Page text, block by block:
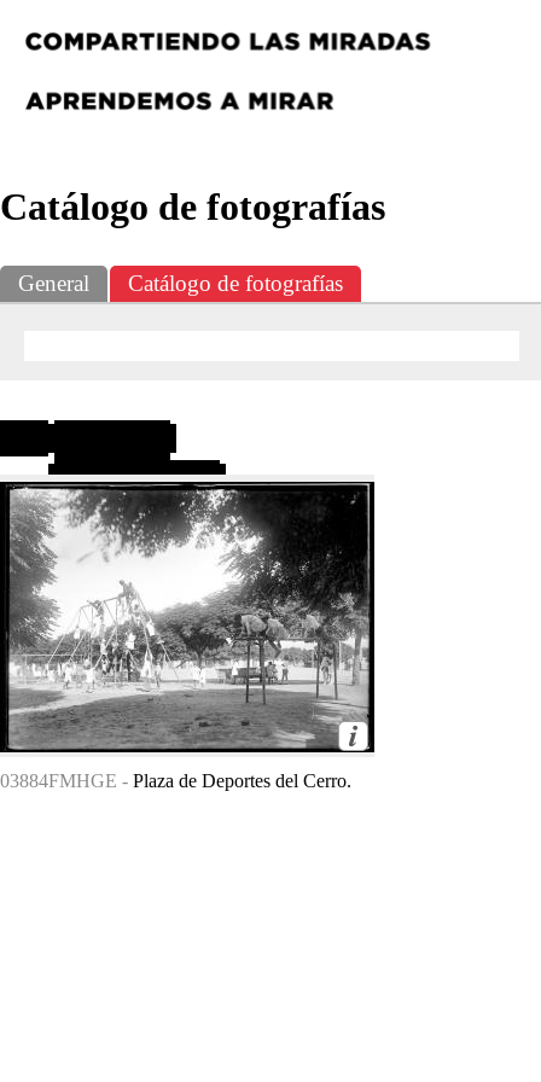
Catálogo de fotografías
General Catálogo de fotografías
03884FMHGE - Plaza de Deportes del Cerro.